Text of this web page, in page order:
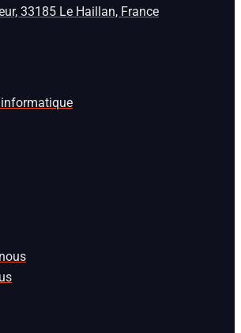
33185 Le Haillan, France